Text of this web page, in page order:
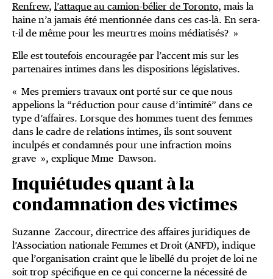
Renfrew, l’attaque au camion-bélier de Toronto, mais la
haine n’a jamais été mentionnée dans ces cas-là. En sera-
t-il de même pour les meurtres moins médiatisés? »
Elle est toutefois encouragée par l’accent mis sur les
partenaires intimes dans les dispositions législatives.
« Mes premiers travaux ont porté sur ce que nous
appelions la “réduction pour cause d’intimité” dans ce
type d’affaires. Lorsque des hommes tuent des femmes
dans le cadre de relations intimes, ils sont souvent
inculpés et condamnés pour une infraction moins
grave », explique Mme Dawson.
Inquiétudes quant à la
condamnation des victimes
Suzanne Zaccour, directrice des affaires juridiques de
l’Association nationale Femmes et Droit (ANFD), indique
que l’organisation craint que le libellé du projet de loi ne
soit trop spécifique en ce qui concerne la nécessité de